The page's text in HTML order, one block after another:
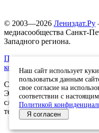
© 2003—2026 Лениздат.Ру
медиасообщества Санкт-
Западного региона.
Правила использования
конфиденциальности.
Свидетельство о
ЭЛ №ФС77-91046,
службой по надзору в
технологий и массовых
Наш сайт использует
пользоваться данным
свое согласие на
соответствии с
Политикой
Я согласен